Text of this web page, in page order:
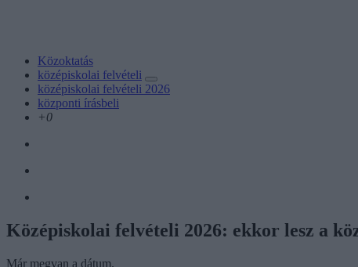
Közoktatás
középiskolai felvételi
középiskolai felvételi 2026
központi írásbeli
+0
Középiskolai felvételi 2026: ekkor lesz a
Már megvan a dátum.